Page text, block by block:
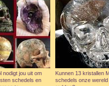
nodigt jou uit om
schedels en
Kunnen 13 kristallen
schedels onze wereld